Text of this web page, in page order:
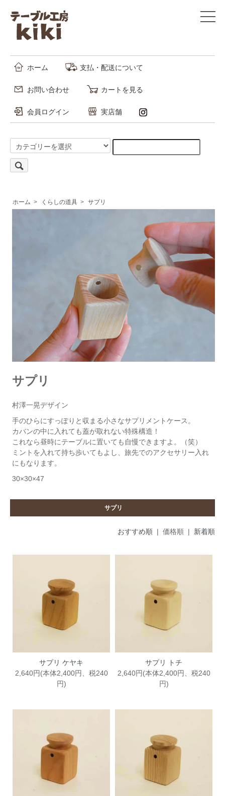
ホーム 支払・配送について
お問い合わせ カートを見る
会員ログイン 実店舗
ホーム > くらしの道具 > サプリ
サプリ
村澤一晃デザイン
手のひらにすっぽりと収まる小さなサプリメントケース。
カバンの中に入れても蓋が取れない特殊構造！
これなら昼時にテーブルに置いても自慢できますよ。（笑）
ミントを入れて持ち歩いてもよし、旅先でのアクセサリー入れ
にもなります。
30×30×47
サプリ
おすすめ順 | 価格順 | 新着順
サプリ ケヤキ
2,640円(本体2,400円、税240
円)
サプリ トチ
2,640円(本体2,400円、税240
円)